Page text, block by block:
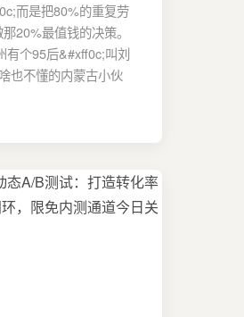
而是把80%的重复劳
20%最值钱的决策。
有个95后&#xff0c;叫刘
也不懂的内蒙古小伙